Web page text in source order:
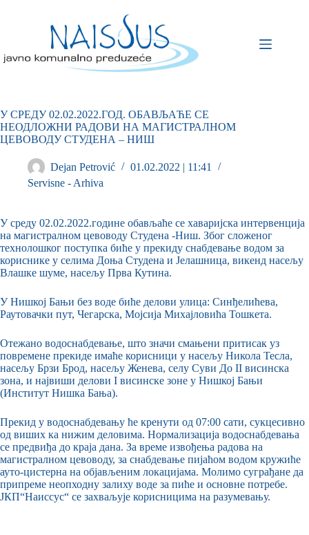
У СРЕДУ 02.02.2022.ГОД. ОБАВЉАЋЕ СЕ
НЕОДЛОЖНИ РАДОВИ НА МАГИСТРАЛНОМ
ЦЕВОВОДУ СТУДЕНА – НИШ
Dejan Petrović
01.02.2022 | 11:41
Servisne - Arhiva
У среду 02.02.2022.године обављаће се хаваријска интервенција
на магистралном цевоводу Студена -Ниш. Због сложеног
технолошког поступка биће у прекиду снабдевање водом за
кориснике у селима Доња Студена и Јелашница, викенд насељу
Влашке шуме, насељу Прва Кутина.
У Нишкој Бањи без воде биће делови улица: Синђелићева,
Раутовачки пут, Чегарска, Мојсија Михајловића Тошкета.
Отежано водоснабдевање, што значи смањени притисак уз
повремене прекиде имаће корисници у насељу Никола Тесла,
насељу Брзи Брод, насељу Женева, селу Суви До II висинска
зона, и највиши делови I висинске зоне у Нишкој Бањи
(Институт Нишка Бања).
Прекид у водоснабдевању ће кренути од 07:00 сати, сукцесивно
од виших ка нижим деловима. Нормализација водоснабдевања
се предвиђа до краја дана. За време извођења радова на
магистралном цевоводу, за снабдевање пијаћом водом кружиће
ауто-цистерна на објављеним локацијама. Молимо суграђане да
припреме неопходну залиху воде за пиће и основне потребе.
ЈКП“Наиссус“ се захваљује корисницима на разумевању.